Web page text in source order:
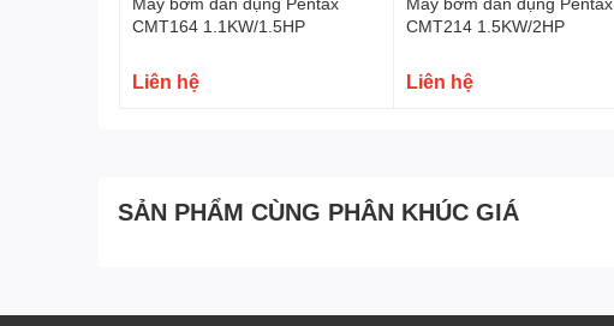
CMT164 1.1KW/1.5HP
Liên hệ
CMT214 1.5KW/2HP
Liên hệ
SẢN PHẨM CÙNG PHÂN KHÚC GIÁ